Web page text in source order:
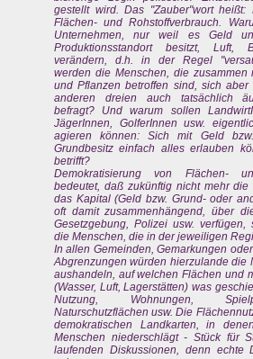
gestellt wird. Das "Zauber"wort heißt:
Flächen- und Rohstoffverbrauch.
Unternehmen, nur weil es Geld
Produktionsstandort besitzt, Luft,
verändern, d.h. in der Regel
werden die Menschen, die zusammen
und Pflanzen betroffen sind, sich
anderen dreien auch tatsächlich
befragt? Und warum sollen
JägerInnen, GolferInnen usw.
agieren können: Sich mit Geld
Grundbesitz einfach alles erlauben
betrifft?
Demokratisierung von Flächen-
bedeutet, daß zukünftig nicht mehr
das Kapital (Geld bzw. Grund- oder
oft damit zusammenhängend, über
Gesetzgebung, Polizei usw. verfügen,
die Menschen, die in der jeweiligen
In allen Gemeinden, Gemarkungen
Abgrenzungen würden hierzulande die
aushandeln, auf welchen Flächen und
(Wasser, Luft, Lagerstätten) was
Nutzung, Wohnungen,
Naturschutzflächen usw. Die
demokratischen Landkarten, in
Menschen niederschlägt - Stück für
laufenden Diskussionen, denn echte